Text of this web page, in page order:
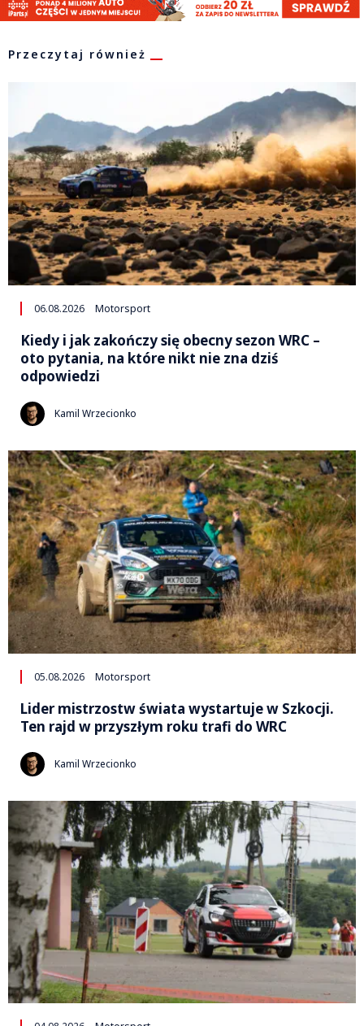
Przeczytaj również
06.08.2026 Motorsport
Kiedy i jak zakończy się obecny sezon WRC –
oto pytania, na które nikt nie zna dziś
odpowiedzi
Kamil Wrzecionko
05.08.2026 Motorsport
Lider mistrzostw świata wystartuje w Szkocji.
Ten rajd w przyszłym roku trafi do WRC
Kamil Wrzecionko